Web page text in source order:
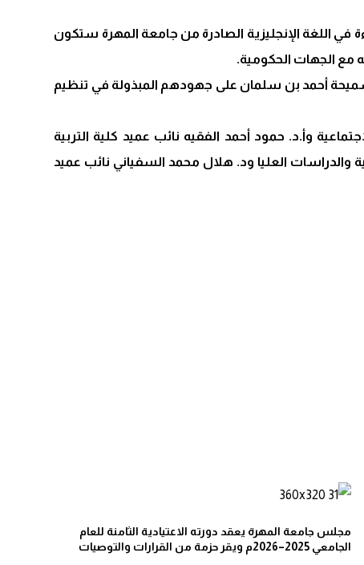
في اللغة الإنجليزية الصادرة من جامعة المهرة ستكون
مع الجهات الحكومية.
د. سميحة أحمد بن سلمان على جهودهم المبذولة في تنظيم
وأ.د. حمود أحمد الفقيه نائب عميد كلية التربية
والدراسات العليا ود. هلال محمد السفياني نائب عميد
مجلس جامعة المهرة يعقد دورته الاعتيادية الثامنة للعام
الجامعي 2025–2026م ويقر حزمة من القرارات والتوصيات